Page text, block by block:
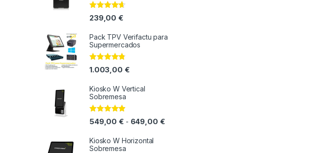
Valorado
con4.50
239,00€
Pack TPV Verifactu para
Supermercados
Valorado
con4.64de
1.003,00 €
Kiosko W Vertical
Sobremesa
Valorado
con4.71de
549,00€ - 649,00 €Rango de precios: desde 549,00 € hasta 649,00 €
Kiosko W Horizontal
Sobremesa